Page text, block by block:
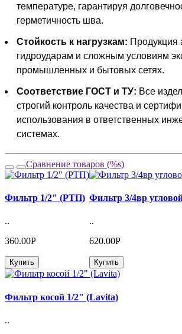
температуре, гарантируя
герметичность шва.
Стойкость к нагрузкам: Продукция
гидроударам и сложным условиям
промышленных и бытовых сетях.
Соответствие ГОСТ и ТУ: Все
строгий контроль качества и
использования в ответственных
системах.
Сравнение товаров (%s)
Фильтр 1/2" (РТП)
..
360.00Р
Купить
Фильтр 3/4вр
..
620.00Р
Купить
Фильтр косой 1/2" (Lavita)
..